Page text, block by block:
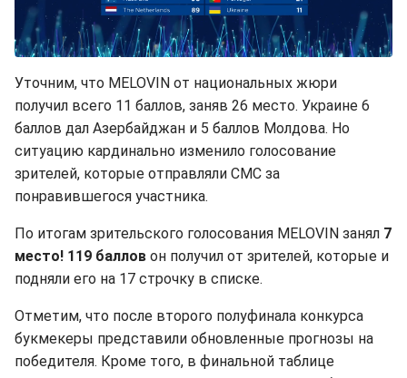
Уточним, что MELOVIN от национальных жюри
получил всего 11 баллов, заняв 26 место. Украине 6
баллов дал Азербайджан и 5 баллов Молдова. Но
ситуацию кардинально изменило голосование
зрителей, которые отправляли СМС за
понравившегося участника.
По итогам зрительского голосования MELOVIN занял 7
место! 119 баллов он получил от зрителей, которые и
подняли его на 17 строчку в списке.
Отметим, что после второго полуфинала конкурса
букмекеры представили обновленные прогнозы на
победителя. Кроме того, в финальной таблице